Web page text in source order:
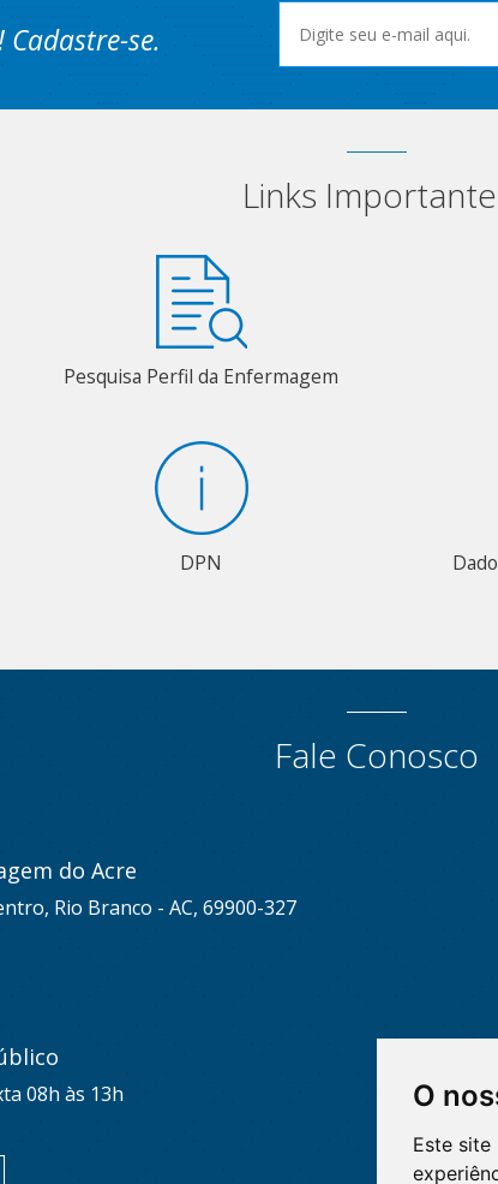
O
Este
Cadastre-se.
Links
Pesquisa Perfil da Enfermagem
DPN
Fale Conosco
do Acre
Rio Branco - AC, 69900-327
08h às 13h